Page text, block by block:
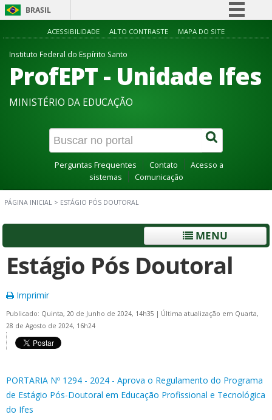
BRASIL
Simplifique!
Participe
Acesso à informação
Canais
ACESSIBILIDADE ALTO CONTRASTE MAPA DO SITE
Instituto Federal do Espírito Santo
ProfEPT - Unidade Ifes
MINISTÉRIO DA EDUCAÇÃO
Perguntas Frequentes Contato
Acesso a
sistemas
Comunicação
PÁGINA INICIAL > ESTÁGIO PÓS DOUTORAL
MENU
Estágio Pós Doutoral
Imprimir
Publicado: Quinta, 20 de Junho de 2024, 14h35 | Última atualização em Quarta,
28 de Agosto de 2024, 16h24
PORTARIA Nº 1294 - 2024 - Aprova o Regulamento do Programa
de Estágio Pós-Doutoral em Educação Profissional e Tecnológica
do Ifes